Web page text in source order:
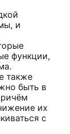
и
функции,
также
быть в
их
с